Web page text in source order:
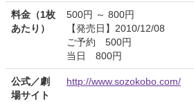
料金（1枚
あたり）
500円 ～ 800円
【発売日】2010/12/08
ご予約 500円
当日 800円
公式／劇
場サイト
http://www.sozokobo.com/